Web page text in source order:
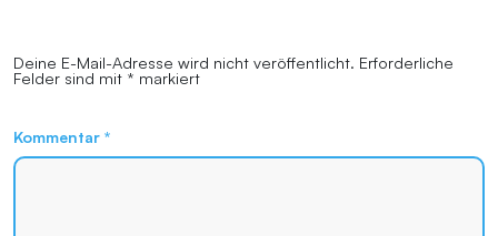
Deine E-Mail-Adresse wird nicht veröffentlicht. Erforderliche
Felder sind mit * markiert
Kommentar *